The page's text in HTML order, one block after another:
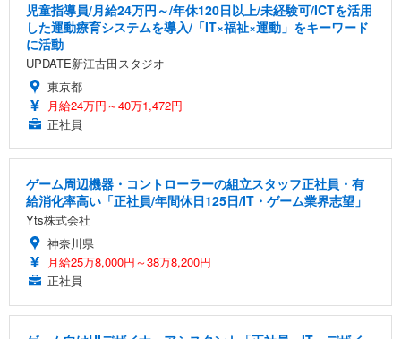
児童指導員/月給24万円～/年休120日以上/未経験可/ICTを活用
した運動療育システムを導入/「IT×福祉×運動」をキーワード
に活動
UPDATE新江古田スタジオ
東京都
月給24万円～40万1,472円
正社員
ゲーム周辺機器・コントローラーの組立スタッフ正社員・有
給消化率高い「正社員/年間休日125日/IT・ゲーム業界志望」
Yts株式会社
神奈川県
月給25万8,000円～38万8,200円
正社員